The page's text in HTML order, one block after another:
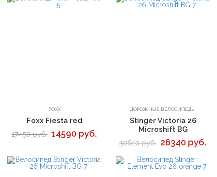
В корзину
FOXX
Foxx Fiesta red
17450 руб. 14590 руб.
В корзину
ДОРОЖНЫЕ ВЕЛОСИПЕДЫ
Stinger Victoria 26
Microshift BG
30610 руб. 26340 руб.